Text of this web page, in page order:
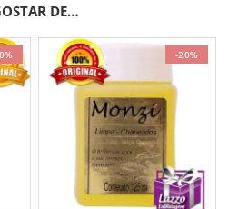
DE…
-20%